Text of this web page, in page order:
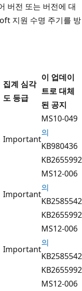
버전 또는 버전에 대
지원 수명 주기를 방
집계 심각
도 등급
이 업데이
트로 대체
된 공지
Important
MS10-049
의
KB980436
KB2655992
Important
MS12-006
의
KB2585542
KB2655992
Important
MS12-006
의
KB2585542
KB2655992
MS12-006